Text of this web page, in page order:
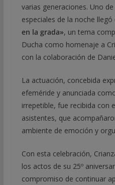
varias generaciones. Uno
especiales de la noche
en la grada», un tema
Ducha como homenaje a
con la colaboración de
La actuación, concebida
efeméride y anunciada
irrepetible, fue recibida con
asistentes, que
ambiente de emoción y
Con esta celebración,
los actos de su 25º
compromiso de continuar